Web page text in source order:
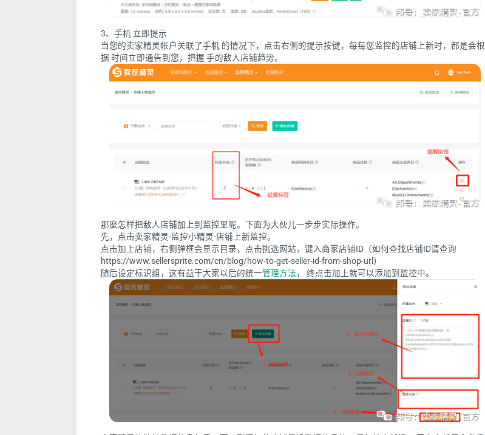
3、手机 立即提示
当您的卖家精灵帐户关联了手机 的情况下，点击右侧的提示按键，每每您监控的店铺上新时，都是会根
据 时间立即通告到您，把握 手的敌人店铺趋势。
那麼怎样把敌人店铺加上到监控里呢。下面为大伙儿一步步实际操作。
先，点击卖家精灵-监控小精灵-店铺上新监控。
点击加上店铺，右侧弹框会显示目录，点击挑选网站，键入商家店铺ID（如何查找店铺ID请查询
https://www.sellersprite.com/cn/blog/how-to-get-seller-id-from-shop-url）
随后设定标识组，这有益于大家以后的统一管理方法， 终点击加上就可以添加到监控中。